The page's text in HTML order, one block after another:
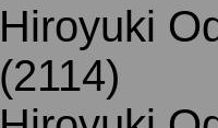
Hiroyuki
(2114)